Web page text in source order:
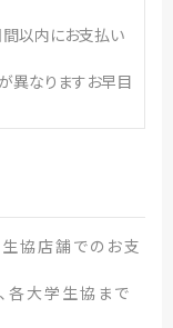
以内にお支払い
異なりますお早目
協店舗でのお支
各大学生協まで